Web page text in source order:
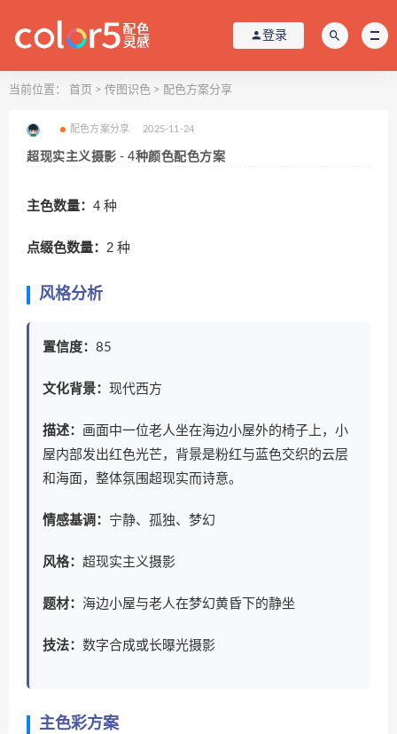
登录
当前位置： 首页 > 传图识色 > 配色方案分享
配色方案分享 2025-11-24
超现实主义摄影 - 4种颜色配色方案
主色数量： 4 种
点缀色数量： 2 种
风格分析
置信度： 85
文化背景： 现代西方
描述： 画面中一位老人坐在海边小屋外的椅子上，小
屋内部发出红色光芒，背景是粉红与蓝色交织的云层
和海面，整体氛围超现实而诗意。
情感基调： 宁静、孤独、梦幻
风格： 超现实主义摄影
题材： 海边小屋与老人在梦幻黄昏下的静坐
技法： 数字合成或长曝光摄影
主色彩方案